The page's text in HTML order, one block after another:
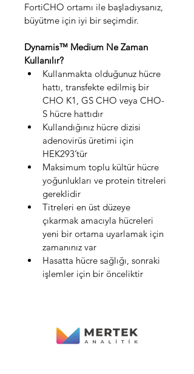
FortiCHO ortamı ile başladıysanız,
büyütme için iyi bir seçimdir.
Dynamis™ Medium Ne Zaman
Kullanılır?
Kullanmakta olduğunuz hücre
hattı, transfekte edilmiş bir
CHO K1, GS CHO veya CHO-
S hücre hattıdır
Kullandığınız hücre dizisi
adenovirüs üretimi için
HEK293’tür
Maksimum toplu kültür hücre
yoğunlukları ve protein titreleri
gereklidir
Titreleri en üst düzeye
çıkarmak amacıyla hücreleri
yeni bir ortama uyarlamak için
zamanınız var
Hasatta hücre sağlığı, sonraki
işlemler için bir önceliktir